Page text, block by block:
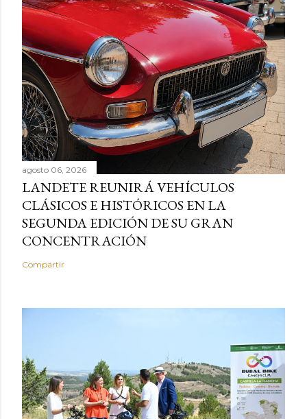
agosto 06, 2026
LANDETE REUNIRÁ VEHÍCULOS
CLÁSICOS E HISTÓRICOS EN LA
SEGUNDA EDICIÓN DE SU GRAN
CONCENTRACIÓN
Compartir